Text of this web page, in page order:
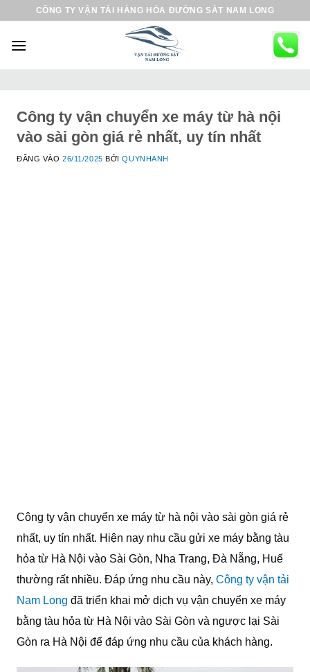
CÔNG TY VẬN TẢI HÀNG HÓA ĐƯỜNG SẮT NAM LONG
Công ty vận chuyển xe máy từ hà nội
vào sài gòn giá rẻ nhất, uy tín nhất
ĐĂNG VÀO26/11/2025 BỞIQUYNHANH
Công ty vận chuyển xe máy từ hà nội vào sài gòn giá rẻ
nhất, uy tín nhất. Hiện nay nhu cầu gửi xe máy bằng tàu
hỏa từ Hà Nội vào Sài Gòn, Nha Trang, Đà Nẵng, Huế
thường rất nhiều. Đáp ứng nhu cầu này, Công ty vận tải
Nam Long đã triển khai mở dịch vụ vận chuyển xe máy
bằng tàu hỏa từ Hà Nội vào Sài Gòn và ngược lại Sài
Gòn ra Hà Nội để đáp ứng nhu cầu của khách hàng.